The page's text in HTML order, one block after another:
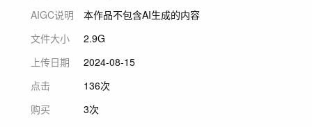
AIGC说明
本作品不包含AI生成的内容
文件大小
2.9G
上传日期
2024-08-15
点击
136次
购买
3次